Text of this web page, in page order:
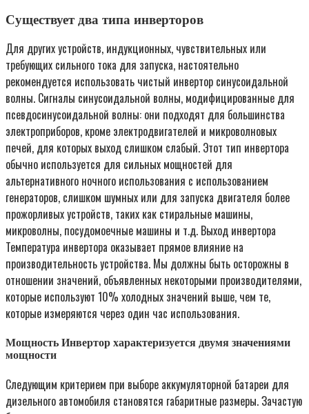
Существует два типа инверторов
Для других устройств, индукционных, чувствительных или
требующих сильного тока для запуска, настоятельно
рекомендуется использовать чистый инвертор синусоидальной
волны. Сигналы синусоидальной волны, модифицированные для
псевдосинусоидальной волны: они подходят для большинства
электроприборов, кроме электродвигателей и микроволновых
печей, для которых выход слишком слабый. Этот тип инвертора
обычно используется для сильных мощностей для
альтернативного ночного использования с использованием
генераторов, слишком шумных или для запуска двигателя более
прожорливых устройств, таких как стиральные машины,
микроволны, посудомоечные машины и т.д. Выход инвертора
Температура инвертора оказывает прямое влияние на
производительность устройства. Мы должны быть осторожны в
отношении значений, объявленных некоторыми производителями,
которые используют 10% холодных значений выше, чем те,
которые измеряются через один час использования.
Мощность Инвертор характеризуется двумя значениями
мощности
Следующим критерием при выборе аккумуляторной батареи для
дизельного автомобиля становятся габаритные размеры. Зачастую